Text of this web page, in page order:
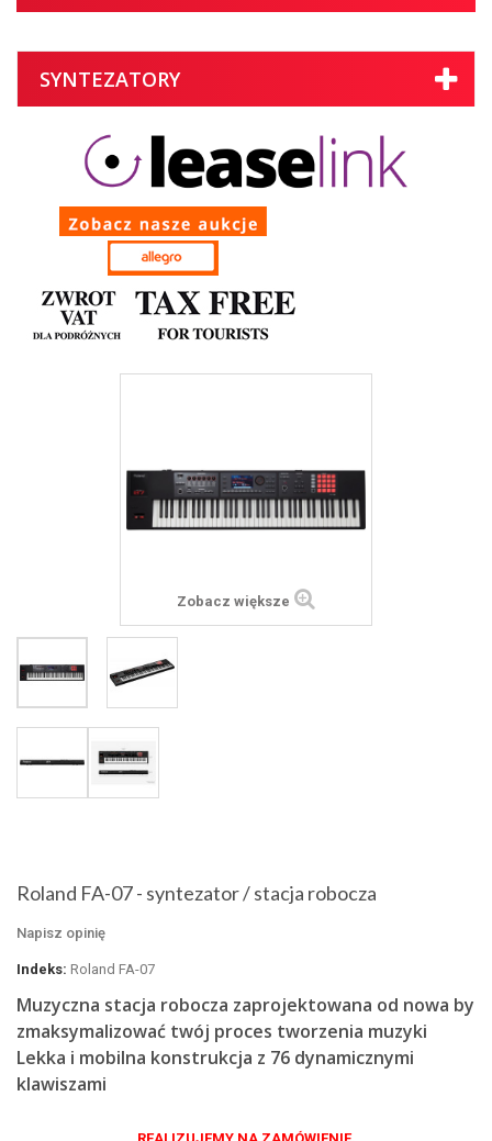
SYNTEZATORY
Zobacz większe
Roland FA-07 - syntezator / stacja robocza
Napisz opinię
Indeks: Roland FA-07
Muzyczna stacja robocza zaprojektowana od nowa by
zmaksymalizować twój proces tworzenia muzyki
Lekka i mobilna konstrukcja z 76 dynamicznymi
klawiszami